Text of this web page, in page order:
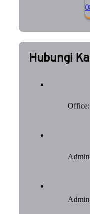
Hubungi